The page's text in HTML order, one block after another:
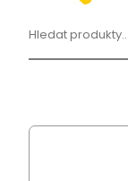
Hledat: